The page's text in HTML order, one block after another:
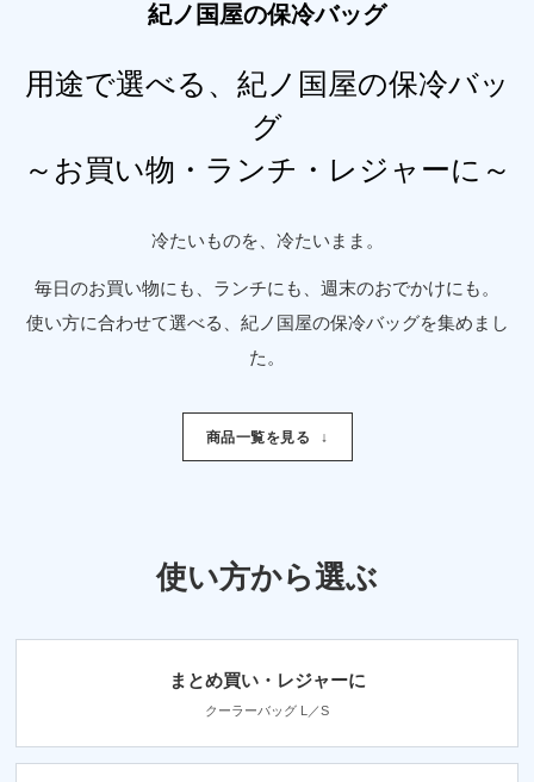
紀ノ国屋の保冷バッグ
用途で選べる、紀ノ国屋の保冷バッ
グ
～お買い物・ランチ・レジャーに～
冷たいものを、冷たいまま。
毎日のお買い物にも、ランチにも、週末のおでかけにも。
使い方に合わせて選べる、紀ノ国屋の保冷バッグを集めまし
た。
商品一覧を見る ↓
使い方から選ぶ
まとめ買い・レジャーに
クーラーバッグ L／S